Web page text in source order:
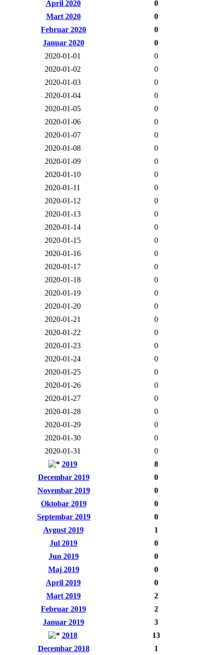
April 2020
0
Mart 2020
0
Februar 2020
0
Januar 2020
0
2020-01-01
0
2020-01-02
0
2020-01-03
0
2020-01-04
0
2020-01-05
0
2020-01-06
0
2020-01-07
0
2020-01-08
0
2020-01-09
0
2020-01-10
0
2020-01-11
0
2020-01-12
0
2020-01-13
0
2020-01-14
0
2020-01-15
0
2020-01-16
0
2020-01-17
0
2020-01-18
0
2020-01-19
0
2020-01-20
0
2020-01-21
0
2020-01-22
0
2020-01-23
0
2020-01-24
0
2020-01-25
0
2020-01-26
0
2020-01-27
0
2020-01-28
0
2020-01-29
0
2020-01-30
0
2020-01-31
0
2019
8
Decembar 2019
0
Novembar 2019
0
Oktobar 2019
0
Septembar 2019
0
Avgust 2019
1
Jul 2019
0
Jun 2019
0
Maj 2019
0
April 2019
0
Mart 2019
2
Februar 2019
2
Januar 2019
3
2018
13
Decembar 2018
1